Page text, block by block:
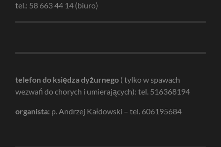
tel.: 58 663 44 14 (biuro)
telefon do księdza dyżurnego ( tylko w spawach
wezwań do chorych i umierających): tel. 516368194
organista: p. Andrzej Kałdowski – tel. 606195684